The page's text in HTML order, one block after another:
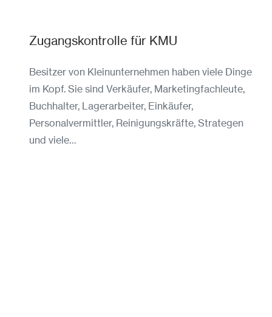
Zugangskontrolle für KMU
Besitzer von Kleinunternehmen haben viele Dinge
im Kopf. Sie sind Verkäufer, Marketingfachleute,
Buchhalter, Lagerarbeiter, Einkäufer,
Personalvermittler, Reinigungskräfte, Strategen
und viele…